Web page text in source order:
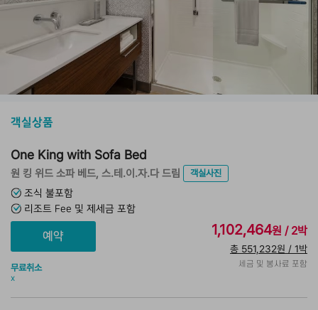
객실상품
One King with Sofa Bed
원 킹 위드 소파 베드, 스.테.이.자.다 드림
객실사진
조식 불포함
리조트 Fee 및 제세금 포함
무료취소
x
1,102,464원 / 2박
총 551,232원 / 1박
세금 및 봉사료 포함